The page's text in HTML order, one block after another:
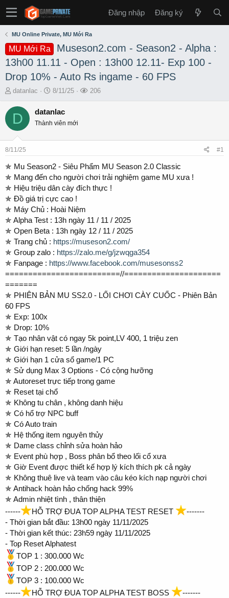
Đăng nhập Đăng ký
MU Online Private, MU Mới Ra
MU Mới Ra
Museson2.com - Season2 - Alpha :
13h00 11.11 - Open : 13h00 12.11- Exp 100 -
Drop 10% - Auto Rs ingame - 60 FPS
T
r
s
a
e
r
datanlac
S
a
e
8/11/25
L
206
D datanlac
Thành viên mới
8/11/25 #1
✯ Mu Season2 - Siêu Phẩm MU Season 2.0 Classic
✯ Mang đến cho người chơi trải nghiệm game MU xưa !
✯ Hiệu triệu dân cày đích thực !
✯ Đồ giá trị cực cao !
✯ Máy Chủ : Hoài Niệm
✯ Alpha Test : 13h ngày 11 / 11 / 2025
✯ Open Beta : 13h ngày 12 / 11 / 2025
✯ Trang chủ : https://museson2.com/
✯ Group zalo : https://zalo.me/g/jzwqga354
✯ Fanpage : https://www.facebook.com/musesonss2
=========================//=====================
=======
✯ PHIÊN BẢN MU SS2.0 - LỐI CHƠI CÀY CUỐC - Phiên Bản
60 FPS
✯ Exp: 100x
✯ Drop: 10%
✯ Tạo nhân vật có ngay 5k point,LV 400, 1 triệu zen
✯ Giới hạn reset: 5 lần /ngày
✯ Giới hạn 1 cửa sổ game/1 PC
✯ Sử dụng Max 3 Options - Có cộng hưỡng
✯ Autoreset trực tiếp trong game
✯ Reset tại chổ
✯ Không tu chân , không danh hiệu
✯ Có hổ trợ NPC buff
✯ Có Auto train
✯ Hệ thống item nguyên thủy
✯ Dame class chỉnh sửa hoàn hảo
✯ Event phù hợp , Boss phân bổ theo lối cổ xưa
✯ Giờ Event được thiết kế hợp lý kích thích pk cả ngày
✯ Không thuê live và team vào câu kéo kích nạp người chơi
✯ Antihack hoàn hảo chống hack 99%
✯ Admin nhiệt tình , thân thiện
------
HỖ TRỢ ĐUA TOP ALPHA TEST RESET
-------
- Thời gian bắt đầu: 13h00 ngày 11/11/2025
- Thời gian kết thúc: 23h59 ngày 11/11/2025
- Top Reset Alphatest
TOP 1 : 300.000 Wc
TOP 2 : 200.000 Wc
TOP 3 : 100.000 Wc
------
HỖ TRỢ ĐUA TOP ALPHA TEST BOSS
-------